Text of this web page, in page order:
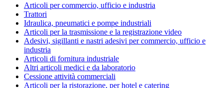
Articoli per commercio, ufficio e industria
Trattori
Idraulica, pneumatici e pompe industriali
Articoli per la trasmissione e la registrazione video
Adesivi, sigillanti e nastri adesivi per commercio, ufficio e
industria
Articoli di fornitura industriale
Altri articoli medici e da laboratorio
Cessione attività commerciali
Articoli per la ristorazione, per hotel e catering